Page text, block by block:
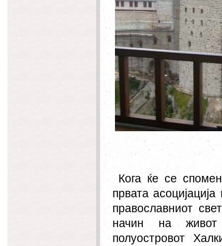
Кога ќе се
првата
православниот
начин на
полуостровот